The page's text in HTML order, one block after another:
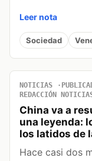
Leer nota
Sociedad
NOTICIAS
REDACCIÓN
China va a
una leyenda:
los latidos de
Hace casi dos